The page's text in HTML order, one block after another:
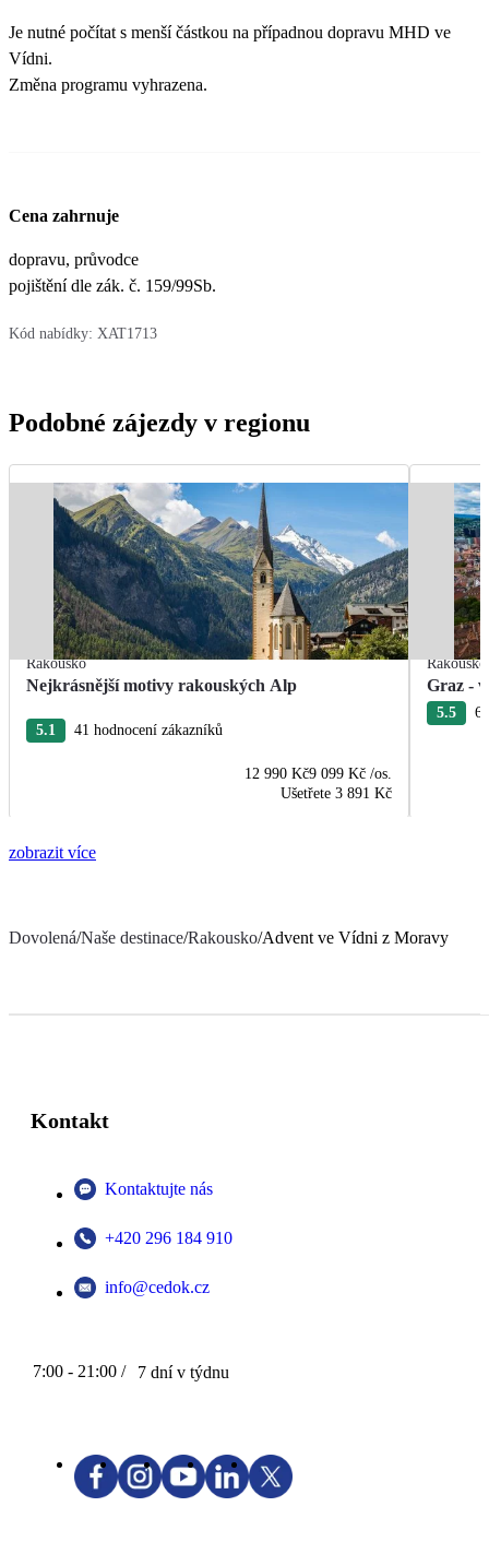
Je nutné počítat s menší částkou na případnou dopravu MHD ve
Vídni.
Změna programu vyhrazena.
Cena zahrnuje
dopravu, průvodce
pojištění dle zák. č. 159/99Sb.
Kód nabídky: XAT1713
Podobné zájezdy v regionu
Rakousko
Nejkrásnější motivy rakouských Alp
5.1 41 hodnocení zákazníků
12 990 Kč9 099 Kč /os.
Ušetřete 3 891 Kč
Rakousko
Graz -
5.5 6
zobrazit více
Dovolená/Naše destinace/Rakousko/Advent ve Vídni z Moravy
Kontakt
Kontaktujte nás
+420 296 184 910
info@cedok.cz
7:00 - 21:00 / 7 dní v týdnu